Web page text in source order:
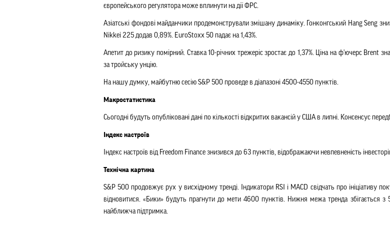
європейського регулятора може вплинути на дії ФРС.
Азіатські фондові майданчики продемонстрували змішану динаміку. Гонконгський Hang Seng
Nikkei 225 додав 0,89%. EuroStoxx 50 падає на 1,43%.
Апетит до ризику помірний. Ставка 10-річних трежеріс зростає до 1,37%. Ціна на ф'ючерс Brent
за тройську унцію.
На нашу думку, майбутню сесію S&P 500 проведе в діапазоні 4500-4550 пунктів.
Макростатистика
Сьогодні будуть опубліковані дані по кількості відкритих вакансій у США в липні. Консенсус
Індекс настроїв
Індекс настроїв від Freedom Finance знизився до 63 пунктів, відображаючи невпевненість
Технічна картина
S&P 500 продовжує рух у висхідному тренді. Індикатори RSI і MACD свідчать про ініціативу
відновитися. «Бики» будуть прагнути до мети 4600 пунктів. Нижня межа тренда збігається
найближча підтримка.